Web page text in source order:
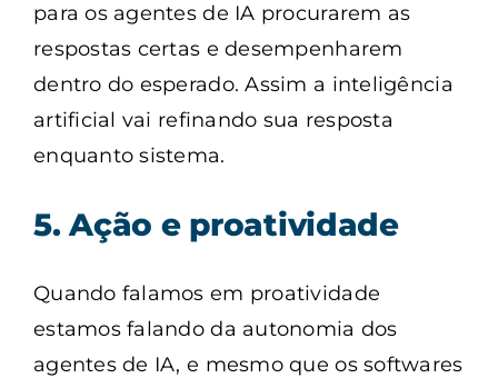
para os agentes de IA procurarem as
respostas certas e desempenharem
dentro do esperado. Assim a inteligência
artificial vai refinando sua resposta
enquanto sistema.
5. Ação e proatividade
Quando falamos em proatividade
estamos falando da autonomia dos
agentes de IA, e mesmo que os softwares